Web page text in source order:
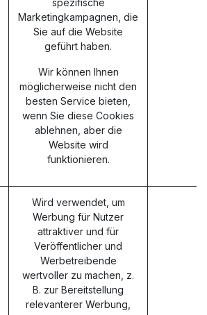
spezifische
Marketingkampagnen, die
Sie auf die Website
geführt haben.
Wir können Ihnen
möglicherweise nicht den
besten Service bieten,
wenn Sie diese Cookies
ablehnen, aber die
Website wird
funktionieren.
Wird verwendet, um
Werbung für Nutzer
attraktiver und für
Veröffentlicher und
Werbetreibende
wertvoller zu machen, z.
B. zur Bereitstellung
relevanterer Werbung,